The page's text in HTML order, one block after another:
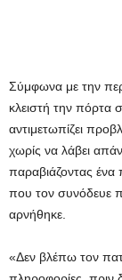
Σύμφωνα με την
κλειστή την πόρτα
αντιμετωπίζει
χωρίς να λάβει
παραβιάζοντας
που τον συνόδευε
αρνήθηκε.
«Δεν βλέπω τον